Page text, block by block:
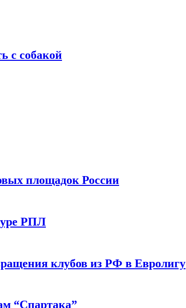
с собакой
площадок России
РПЛ
клубов из РФ в Евролигу
“Спартака”